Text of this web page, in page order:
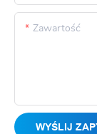
Zawartość
WYŚLIJ